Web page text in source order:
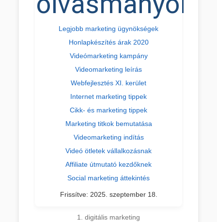
Legjobb marketing ügynökségek
Honlapkészítés árak 2020
Videómarketing kampány
Videomarketing leírás
Webfejlesztés XI. kerület
Internet marketing tippek
Cikk- és marketing tippek
Marketing titkok bemutatása
Videomarketing indítás
Videó ötletek vállalkozásnak
Affiliate útmutató kezdőknek
Social marketing áttekintés
Frissítve: 2025. szeptember 18.
1. digitális marketing